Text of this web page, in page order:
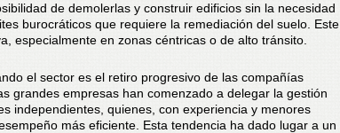
de demolerlas y construir edificios sin la necesidad
burocráticos que requiere la remediación del suelo. Este
especialmente en zonas céntricas o de alto tránsito.
el sector es el retiro progresivo de las compañías
grandes empresas han comenzado a delegar la gestión
independientes, quienes, con experiencia y menores
más eficiente. Esta tendencia ha dado lugar a un